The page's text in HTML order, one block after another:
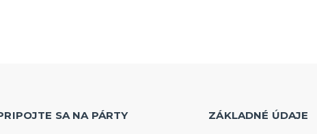
SA NA PÁRTY ZÁKLADNÉ ÚDAJE